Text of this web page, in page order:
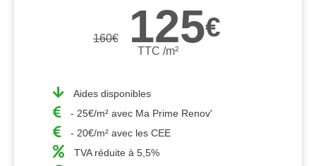
160€ 125€
TTC /m²
Aides disponibles
- 25€/m² avec Ma Prime Renov'
- 20€/m² avec les CEE
TVA réduite à 5,5%